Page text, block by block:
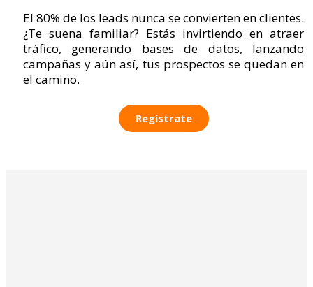
El 80% de los leads nunca se convierten en clientes.
¿Te suena familiar? Estás invirtiendo en atraer
tráfico, generando bases de datos, lanzando
campañas y aún así, tus prospectos se quedan en
el camino.
Regístrate